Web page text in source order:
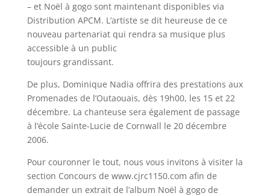
– et Noël à gogo sont maintenant disponibles via
Distribution APCM. L’artiste se dit heureuse de ce
nouveau partenariat qui rendra sa musique plus
accessible à un public
toujours grandissant.
De plus, Dominique Nadia offrira des prestations aux
Promenades de l’Outaouais, dès 19h00, les 15 et 22
décembre. La chanteuse sera également de passage
à l’école Sainte-Lucie de Cornwall le 20 décembre
2006.
Pour couronner le tout, nous vous invitons à visiter la
section Concours de www.cjrc1150.com afin de
demander un extrait de l’album Noël à gogo de